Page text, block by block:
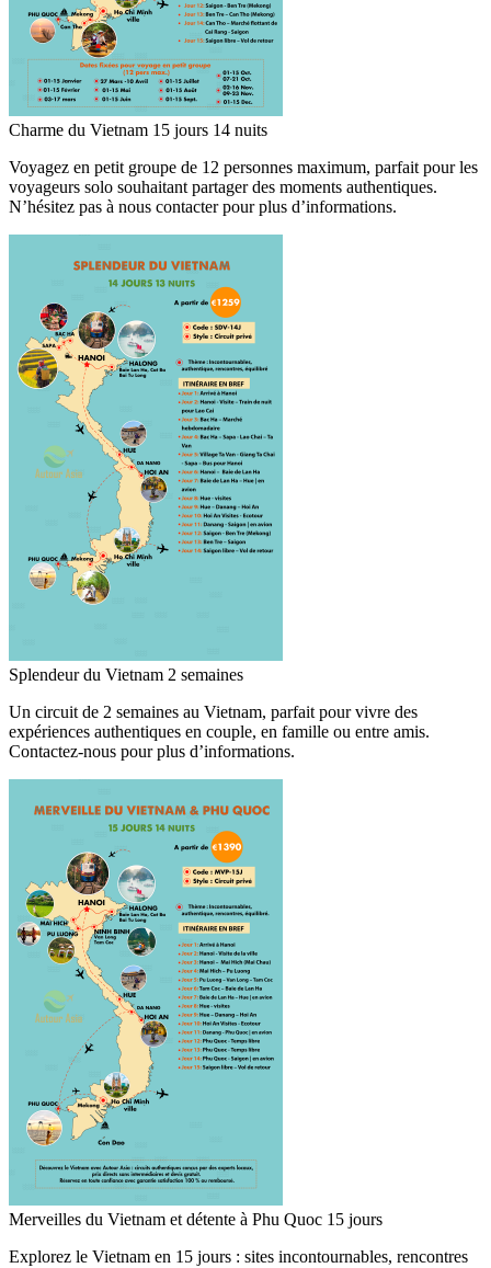
Charme du Vietnam 15 jours 14 nuits
Voyagez en petit groupe de 12 personnes maximum, parfait pour les
voyageurs solo souhaitant partager des moments authentiques.
N’hésitez pas à nous contacter pour plus d’informations.
Splendeur du Vietnam 2 semaines
Un circuit de 2 semaines au Vietnam, parfait pour vivre des
expériences authentiques en couple, en famille ou entre amis.
Contactez-nous pour plus d’informations.
Merveilles du Vietnam et détente à Phu Quoc 15 jours
Explorez le Vietnam en 15 jours : sites incontournables, rencontres